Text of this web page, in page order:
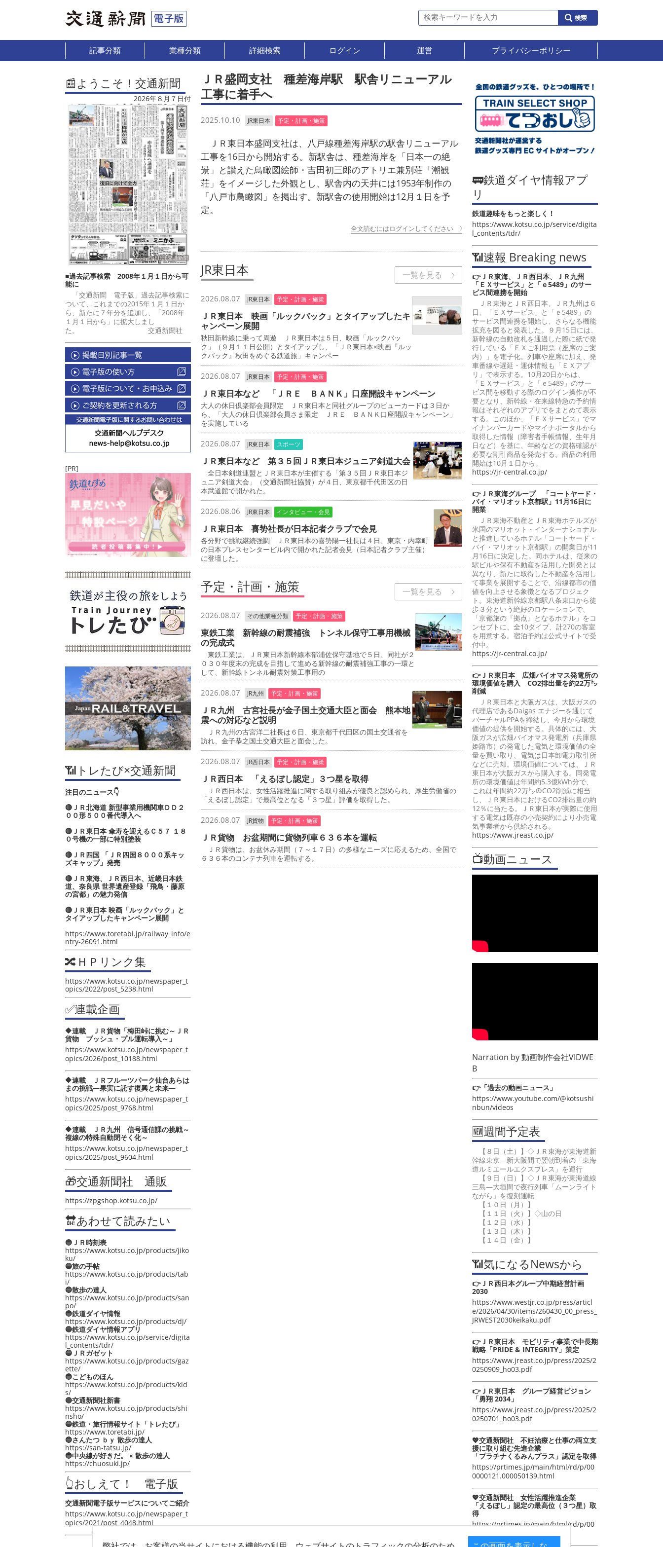
記事分類 業種分類 詳細検索 ログイン 運営 プライバシーポリシー
📰ようこそ！交通新聞
2026年８月７日付
■過去記事検索 2008年１月１日から可
能に
「交通新聞 電子版」過去記事検索に
ついて、これまでの2015年１月１日か
ら、新たに７年分を追加し、「2008年
１月１日から」に拡大しまし
た。 交通新聞社
[PR]
📶トレたび×交通新聞
注目のニュース👇
🔴ＪＲ北海道 新型事業用機関車ＤＤ２
００形５００番代導入へ
🔴ＪＲ東日本 傘寿を迎えるＣ５７ １８
０号機の一部に特別塗装
🔴ＪＲ四国 「ＪＲ四国８０００系キッ
ズキャップ」発売
🔴ＪＲ東海、ＪＲ西日本、近畿日本鉄
道、奈良県 世界遺産登録「飛鳥・藤原
の宮都」の魅力発信
🔴ＪＲ東日本 映画「ルックバック」と
タイアップしたキャンペーン展開
https://www.toretabi.jp/railway_info/e
ntry-26091.html
🔀ＨＰリンク集
https://www.kotsu.co.jp/newspaper_t
opics/2022/post_5238.html
✅連載企画
🔶連載 ＪＲ貨物「梅田峠に挑む～ＪＲ
貨物 プッシュ・プル運転導入～」
https://www.kotsu.co.jp/newspaper_t
opics/2026/post_10188.html
🔶連載 ＪＲフルーツパーク仙台あらは
まの挑戦―果実に託す復興と未来―
https://www.kotsu.co.jp/newspaper_t
opics/2025/post_9768.html
🔶連載 ＪＲ九州 信号通信課の挑戦～
複線の特殊自動閉そく化～
https://www.kotsu.co.jp/newspaper_t
opics/2025/post_9604.html
🎁交通新聞社 通販
https://zpgshop.kotsu.co.jp/
🔛あわせて読みたい
🔵ＪＲ時刻表
https://www.kotsu.co.jp/products/jiko
ku/
🔵旅の手帖
https://www.kotsu.co.jp/products/tab
i/
🔵散歩の達人
https://www.kotsu.co.jp/products/san
po/
🔵鉄道ダイヤ情報
https://www.kotsu.co.jp/products/dj/
🔵鉄道ダイヤ情報アプリ
https://www.kotsu.co.jp/service/digita
l_contents/tdr/
🔵ＪＲガゼット
https://www.kotsu.co.jp/products/gaz
ette/
🔵こどものほん
https://www.kotsu.co.jp/products/kid
s/
🔵交通新聞社新書
https://www.kotsu.co.jp/products/shi
nsho/
🔵鉄道・旅行情報サイト「トレたび」
https://www.toretabi.jp/
🔵さんたつ ｂｙ 散歩の達人
https://san-tatsu.jp/
🔵中央線が好きだ。 × 散歩の達人
https://chuosuki.jp/
👆おしえて！ 電子版
交通新聞電子版サービスについてご紹介
https://www.kotsu.co.jp/newspaper_t
opics/2021/post_4048.html
ＪＲ盛岡支社 種差海岸駅 駅舎リニューアル
工事に着手へ
2025.10.10 JR東日本 予定・計画・施策
ＪＲ東日本盛岡支社は、八戸線種差海岸駅の駅舎リニューアル
工事を16日から開始する。新駅舎は、種差海岸を「日本一の絶
景」と讃えた鳥瞰図絵師・吉田初三郎のアトリエ兼別荘「潮観
荘」をイメージした外観とし、駅舎内の天井には1953年制作の
「八戸市鳥瞰図」を掲出す。新駅舎の使用開始は12月１日を予
定。
全文読むにはログインしてください
JR東日本 一覧を見る
2026.08.07 JR東日本 予定・計画・施策
ＪＲ東日本 映画「ルックバック」とタイアップしたキ
ャンペーン展開
秋田新幹線に乗って周遊 ＪＲ東日本は５日、映画「ルックバッ
ク」（９月１１日公開）とタイアップし、「ＪＲ東日本×映画『ルッ
クバック』秋田をめぐる鉄道旅」キャンペー
2026.08.07 JR東日本 予定・計画・施策
ＪＲ東日本など 「ＪＲＥ ＢＡＮＫ」口座開設キャンペーン
大人の休日倶楽部会員限定 ＪＲ東日本と同社グループのビューカードは３日か
ら、「大人の休日倶楽部会員さま限定 ＪＲＥ ＢＡＮＫ口座開設キャンペーン」
を実施している
2026.08.07 JR東日本 スポーツ
ＪＲ東日本など 第３５回ＪＲ東日本ジュニア剣道大会
全日本剣道連盟とＪＲ東日本が主催する「第３５回ＪＲ東日本ジ
ュニア剣道大会」（交通新聞社協賛）が４日、東京都千代田区の日
本武道館で開かれた。
2026.08.06 JR東日本 インタビュー・会見
ＪＲ東日本 喜㔟社長が日本記者クラブで会見
各分野で挑戦継続強調 ＪＲ東日本の喜㔟陽一社長は４日、東京・内幸町
の日本プレスセンタービル内で開かれた記者会見（日本記者クラブ主催）
に登壇した。
予定・計画・施策 一覧を見る
2026.08.07 その他業種分類 予定・計画・施策
東鉄工業 新幹線の耐震補強 トンネル保守工事用機械
の完成式
東鉄工業は、ＪＲ東日本新幹線本部浦佐保守基地で５日、同社が２
０３０年度末の完成を目指して進める新幹線の耐震補強工事の一環と
して、新幹線トンネル耐震対策工事用の
2026.08.07 JR九州 予定・計画・施策
ＪＲ九州 古宮社長が金子国土交通大臣と面会 熊本地
震への対応など説明
ＪＲ九州の古宮洋二社長は６日、東京都千代田区の国土交通省を
訪れ、金子恭之国土交通大臣と面会した。
2026.08.07 JR西日本 予定・計画・施策
ＪＲ西日本 「えるぼし認定」３つ星を取得
ＪＲ西日本は、女性活躍推進に関する取り組みが優良と認められ、厚生労働省の
「えるぼし認定」で最高位となる「３つ星」評価を取得した。
2026.08.07 JR貨物 予定・計画・施策
ＪＲ貨物 お盆期間に貨物列車６３６本を運転
ＪＲ貨物は、お盆休み期間（７～１７日）の多様なニーズに応えるため、全国で
６３６本のコンテナ列車を運転する。
🚃鉄道ダイヤ情報アプ
リ
鉄道趣味をもっと楽しく！
https://www.kotsu.co.jp/service/digita
l_contents/tdr/
📶速報 Breaking news
👉ＪＲ東海、ＪＲ西日本、ＪＲ九州
「ＥＸサービス」と「ｅ5489」のサー
ビス間連携を開始
ＪＲ東海とＪＲ西日本、ＪＲ九州は６
日、「ＥＸサービス」と「ｅ5489」の
サービス間連携を開始し、さらなる機能
拡充を図ると発表した。９月15日には、
新幹線の自動改札を通過した際に紙で発
行している「ＥＸご利用票（座席のご案
内）」を電子化。列車や座席に加え、発
車番線や遅延・運休情報も「ＥＸアプ
リ」で表示する。10月20日からは、
「ＥＸサービス」と「ｅ5489」のサー
ビス間を移動する際のログイン操作が不
要となり、新幹線・在来線特急の予約情
報はそれぞれのアプリでをまとめて表示
する。このほか、「ＥＸサービス」でマ
イナンバーカードやマイナポータルから
取得した情報（障害者手帳情報、生年月
日など）を基に、年齢などの資格確認が
必要な割引商品を発売する。商品の利用
開始は10月１日から。
https://jr-central.co.jp/
👉ＪＲ東海グループ 「コートヤード・
バイ・マリオット京都駅」11月16日に
開業
ＪＲ東海不動産とＪＲ東海ホテルズが
米国のマリオット・インターナショナル
と推進しているホテル「コートヤード・
バイ・マリオット京都駅」の開業日が11
月16日に決定した。同ホテルは、従来の
駅ビルや保有不動産を活用した開発とは
異なり、新たに取得した不動産を活用し
て事業を展開することで、沿線都市の価
値を向上させる象徴となるプロジェク
ト。東海道新幹線京都駅八条東口から徒
歩３分という絶好のロケーションで、
「京都旅の『拠点』となるホテル」をコ
ンセプトに、全10タイプ、計270の客室
を用意する。宿泊予約は公式サイトで受
付中。
https://jr-central.co.jp/
👉ＪＲ東日本 広畑バイオマス発電所の
環境価値を購入 CO2排出量を約22万㌧
削減
ＪＲ東日本と大阪ガスは、大阪ガスの
代理店であるDaigas エナジーを通じて
バーチャルPPAを締結し、今月から環境
価値の提供を開始する。具体的には、大
阪ガスが広畑バイオマス発電所（兵庫県
姫路市）の発電した電気と環境価値の全
量を買い取り、電気は日本卸電力取引所
などに売却。環境価値については、ＪＲ
東日本が大阪ガスから購入する。同発電
所の環境価値は年間約5.3億kWh分で、
これは年間約22万㌧のCO2削減に相当
し、ＪＲ東日本におけるCO2排出量の約
12％に当たる。ＪＲ東日本が実際に使用
する電気は既存の小売契約により小売電
気事業者から供給される。
https://www.jreast.co.jp/
📺動画ニュース
Narration by動画制作会社VIDWE
B
👉「過去の動画ニュース」
https://www.youtube.com/@kotsushi
nbun/videos
🆕週間予定表
【８日（土）】◇ＪＲ東海が東海道新
幹線東京―新大阪間で翌朝到着の「東海
道ルミエールエクスプレス」を運行
【９日（日）】◇ＪＲ東海が東海道線
三島―大垣間で夜行列車「ムーンライト
ながら」を復刻運転
【１０日（月）】
【１１日（火）】◇山の日
【１２日（水）】
【１３日（木）】
【１４日（金）】
📶気になるNewsから
👉ＪＲ西日本グループ中期経営計画
2030
https://www.westjr.co.jp/press/articl
e/2026/04/30/items/260430_00_press_
JRWEST2030keikaku.pdf
👉ＪＲ東日本 モビリティ事業で中長期
戦略「PRIDE & INTEGRITY」策定
https://www.jreast.co.jp/press/2025/2
0250909_ho03.pdf
👉ＪＲ東日本 グループ経営ビジョン
「勇翔 2034」
https://www.jreast.co.jp/press/2025/2
0250701_ho03.pdf
💖交通新聞社 不妊治療と仕事の両立支
援に取り組む先進企業
「プラチナくるみんプラス」認定を取得
https://prtimes.jp/main/html/rd/p/00
0000121.000050139.html
💖交通新聞社 女性活躍推進企業
「えるぼし」認定の最高位（３つ星）取
得
https://prtimes.jp/main/html/rd/p/00